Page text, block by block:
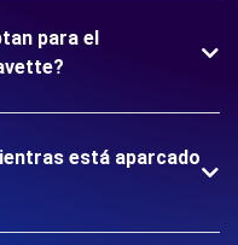
para el
está aparcado